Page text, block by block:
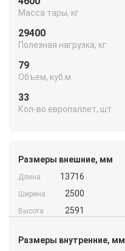
Масса тары, кг
29400
Полезная нагрузка, кг
79
Объем, куб.м
33
Кол-во европаллет, шт
Размеры внешние, мм
Длина 13716
Ширина 2500
Высота 2591
Размеры внутренние, мм